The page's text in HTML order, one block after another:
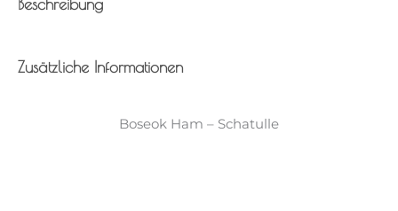
Beschreibung
Zusätzliche Informationen
Boseok Ham – Schatulle